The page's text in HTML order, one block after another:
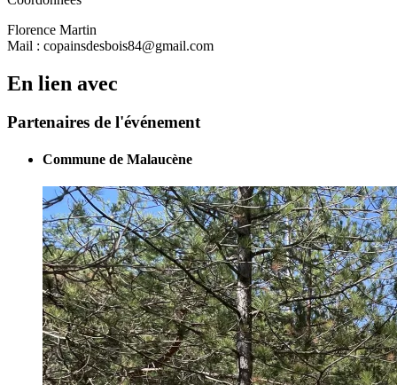
Florence Martin
Mail : copainsdesbois84@gmail.com
En lien avec
Partenaires de l'événement
Commune de Malaucène